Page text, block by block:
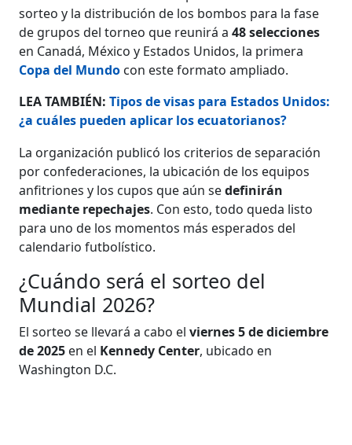
sorteo y la distribución de los bombos para la fase
de grupos del torneo que reunirá a48 selecciones
en Canadá, México y Estados Unidos, la primera
Copa del Mundo con este formato ampliado.
LEA TAMBIÉN:Tipos de visas para Estados Unidos:
¿a cuáles pueden aplicar los ecuatorianos?
La organización publicó los criterios de separación
por confederaciones, la ubicación de los equipos
anfitriones y los cupos que aún sedefinirán
mediante repechajes. Con esto, todo queda listo
para uno de los momentos más esperados del
calendario futbolístico.
¿Cuándo será el sorteo del
Mundial 2026?
El sorteo se llevará a cabo elviernes 5 de diciembre
de 2025 en el Kennedy Center, ubicado en
Washington D.C.